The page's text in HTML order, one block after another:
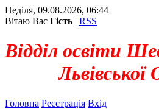
Неділя, 09.08.2026, 06:44
Вітаю Вас Гість | RSS
Відділ освіти
Львівської
Головна Реєстрація Вхід